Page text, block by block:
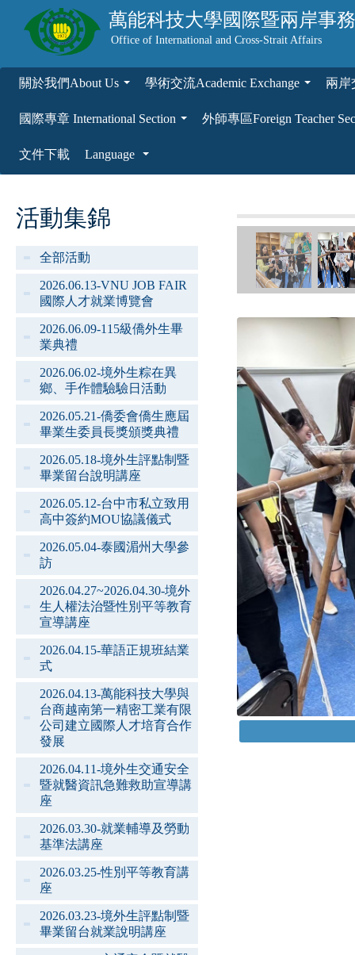
萬能科技大學國際暨兩岸事
Office of International and Cross-Strait Affairs
關於我們About Us 學術交流Academic Exchange 兩岸
國際專章 International Section 外師專區Foreign Teacher
文件下載 Language
活動集錦
全部活動
2026.06.13-VNU JOB FAIR
國際人才就業博覽會
2026.06.09-115級僑外生畢
業典禮
2026.06.02-境外生粽在異
鄉、手作體驗驗日活動
2026.05.21-僑委會僑生應屆
畢業生委員長獎頒獎典禮
2026.05.18-境外生評點制暨
畢業留台說明講座
2026.05.12-台中市私立致用
高中簽約MOU協議儀式
2026.05.04-泰國湄州大學參
訪
2026.04.27~2026.04.30-境外
生人權法治暨性別平等教育
宣導講座
2026.04.15-華語正規班結業
式
2026.04.13-萬能科技大學與
台商越南第一精密工業有限
公司建立國際人才培育合作
發展
2026.04.11-境外生交通安全
暨就醫資訊急難救助宣導講
座
2026.03.30-就業輔導及勞動
基準法講座
2026.03.25-性別平等教育講
座
2026.03.23-境外生評點制暨
畢業留台就業說明講座